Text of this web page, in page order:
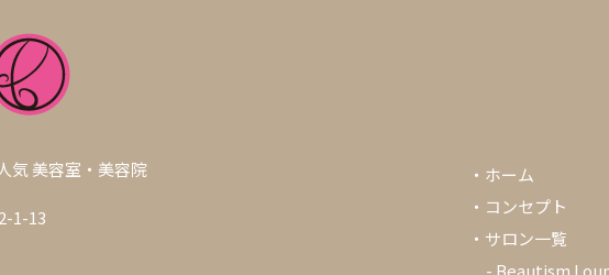
気 美容室・美容院
1-13
・ ホーム
・ コンセプト
・ サロン一覧
- Beautism